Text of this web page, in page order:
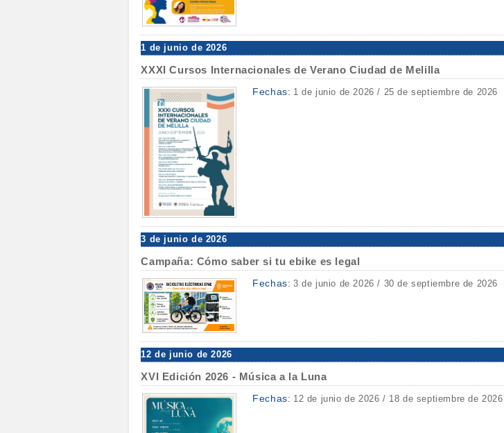
1 de junio de 2026
XXXI Cursos Internacionales de Verano Ciudad de Melilla
Fechas: 1 de junio de 2026 / 25 de septiembre de 2026
3 de junio de 2026
Campaña: Cómo saber si tu ebike es legal
Fechas: 3 de junio de 2026 / 30 de septiembre de 2026
12 de junio de 2026
XVI Edición 2026 - Música a la Luna
Fechas: 12 de junio de 2026 / 18 de septiembre de 2026